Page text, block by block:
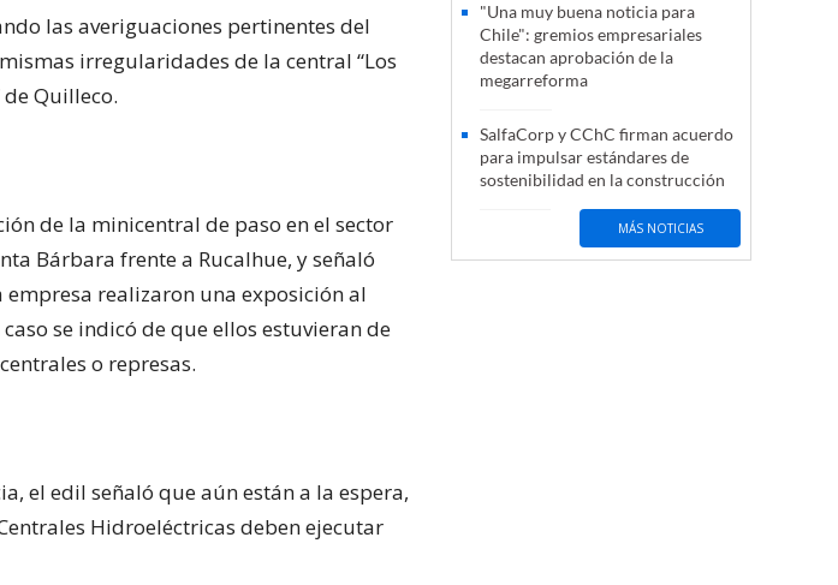
las averiguaciones pertinentes del
irregularidades de la central “Los
de Quilleco.
de la minicentral de paso en el sector
Bárbara frente a Rucalhue, y señaló
realizaron una exposición al
se indicó de que ellos estuvieran de
o represas.
el edil señaló que aún están a la espera,
Hidroeléctricas deben ejecutar
"Una muy buena noticia para
Chile": gremios empresariales
destacan aprobación de la
megarreforma
SalfaCorp y CChC firman acuerdo
para impulsar estándares de
sostenibilidad en la construcción
MÁS NOTICIAS